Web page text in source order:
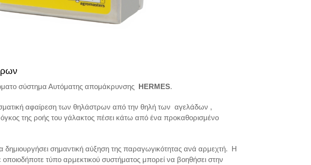
σύστημα Αυτόματης απομάκρυνσης HERMES.
αφαίρεση των θηλάστρων από την θηλή των αγελάδων ,
της ροής του γάλακτος πέσει κάτω από ένα προκαθορισμένο
σημαντική αύξηση της παραγωγικότητας ανά αρμεχτή. Η
τύπο αρμεκτικού συστήματος μπορεί να βοηθήσει στην